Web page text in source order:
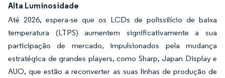
Alta Luminosidade
Até 2026, espera-se que os LCDs de polissilício de baixa
temperatura (LTPS) aumentem significativamente a sua
participação de mercado, impulsionados pela mudança
estratégica de grandes players, como Sharp, Japan Display e
AUO, que estão a reconverter as suas linhas de produção de